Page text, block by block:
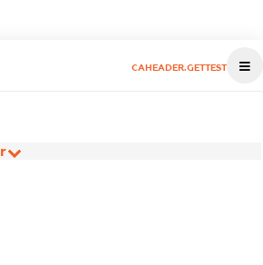
CAHEADER.GETTEST